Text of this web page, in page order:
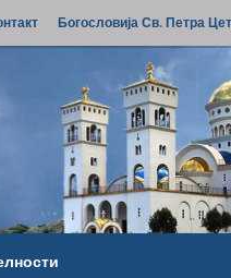
Богословија Св. Петра